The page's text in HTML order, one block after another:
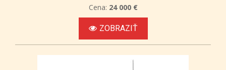
Cena: 24 000 €
ZOBRAZIŤ